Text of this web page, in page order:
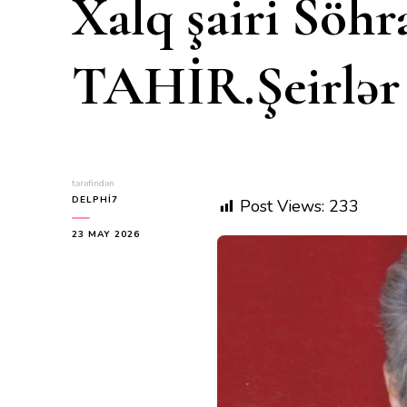
Xalq şairi
tərəfindən
DELPHI7
23 MAY 2026
Post Views: 233